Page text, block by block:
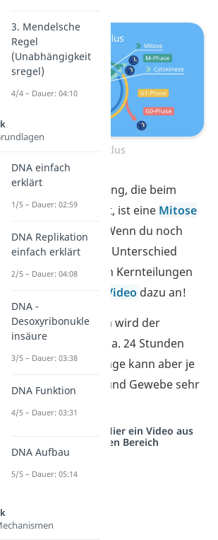
Zellzyklus
Merke:Die Kernteilung, die beim
Zellzyklus stattfindet, ist eine Mitose
und keineMeiose
Wenn du noch
nicht weißt, was der Unterschied
zwischen den beiden Kernteilungen
Video dazu an!
Bei einem Menschen wird der
Zellzyklus häufig in ca. 24 Stunden
durchlaufen. Die Länge kann aber je
nach Art der Zellen und Gewebe sehr
Studyflix vernetzt: Hier ein Video aus
einem anderen Bereich
3. Mendelsche
Regel
(Unabhängigkeit
sregel)
4/4 – Dauer: 04:10
DNA einfach
erklärt
1/5 – Dauer: 02:59
DNA Replikation
einfach erklärt
2/5 – Dauer: 04:08
DNA -
Desoxyribonukle
insäure
3/5 – Dauer: 03:38
DNA Funktion
4/5 – Dauer: 03:31
DNA Aufbau
5/5 – Dauer: 05:14